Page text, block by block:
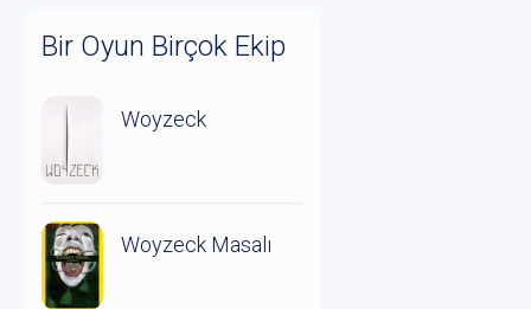
Bir Oyun Birçok Ekip
Woyzeck
Woyzeck Masalı